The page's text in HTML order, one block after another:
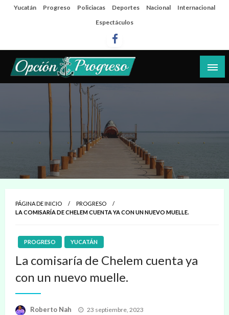
SaltaYucatán Progreso Policiacas Deportes Nacional
Internacional
Espectáculos
Opción Progreso
Las noticias del día a día del puerto
PÁGINA DE INICIO
PROGRESO
LA COMISARÍA DE CHELEM CUENTA YA CON UN NUEVO MUELLE.
PROGRESO YUCATÁN
La comisaría de Chelem cuenta ya
con un nuevo muelle.
Roberto Nah
Publicado
23 septiembre, 2023